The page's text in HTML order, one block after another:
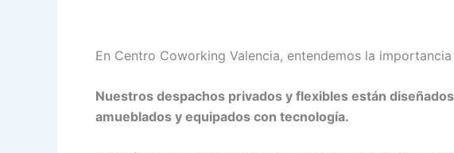
En Centro Coworking Valencia, entendemos la
Nuestros despachos privados y flexibles están
amueblados y equipados con tecnología.